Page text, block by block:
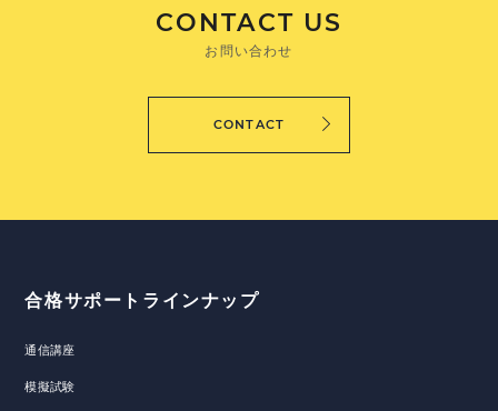
CONTACT US
お問い合わせ
CONTACT
合格サポートラインナップ
通信講座
模擬試験